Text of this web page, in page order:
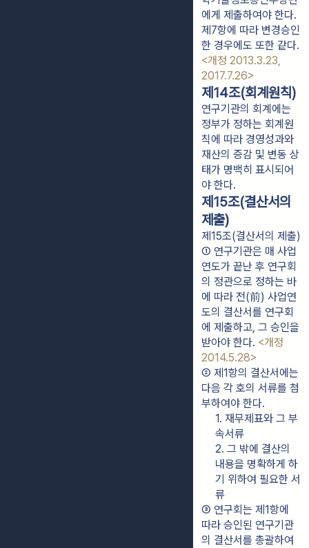
에게 제출하여야 한다.
제7항에 따라 변경승인
<개정 2013.3.23,
2017.7.26>
제14조(회계원칙)
연구기관의 회계에는
정부가 정하는 회계원
칙에 따라 경영성과와
재산의 증감 및 변동 상
태가 명백히 표시되어
야 한다.
제15조(결산서의
제출)
제15조(결산서의 제출)
① 연구기관은 매 사업
연도가 끝난 후 연구회
의 정관으로 정하는 바
에 따라 전(前) 사업연
도의 결산서를 연구회
에 제출하고, 그 승인을
받아야 한다. <개정
2014.5.28>
② 제1항의 결산서에는
다음 각 호의 서류를 첨
부하여야 한다.
1. 재무제표와 그 부
속서류
2. 그 밖에 결산의
내용을 명확하게 하
기 위하여 필요한 서
류
③ 연구회는 제1항에
따라 승인된 연구기관
의 결산서를 총괄하여